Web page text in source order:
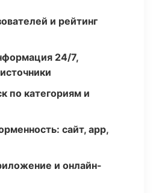
и рейтинг
24/7,
по категориям и
сайт, app,
и онлайн-